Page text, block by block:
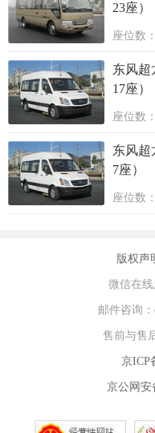
23座）
座位数
东风超
17座）
座位数
东风超
7座）
座位数
版权声
微信在线
邮件咨询：
售前与售
京ICP
京公网安